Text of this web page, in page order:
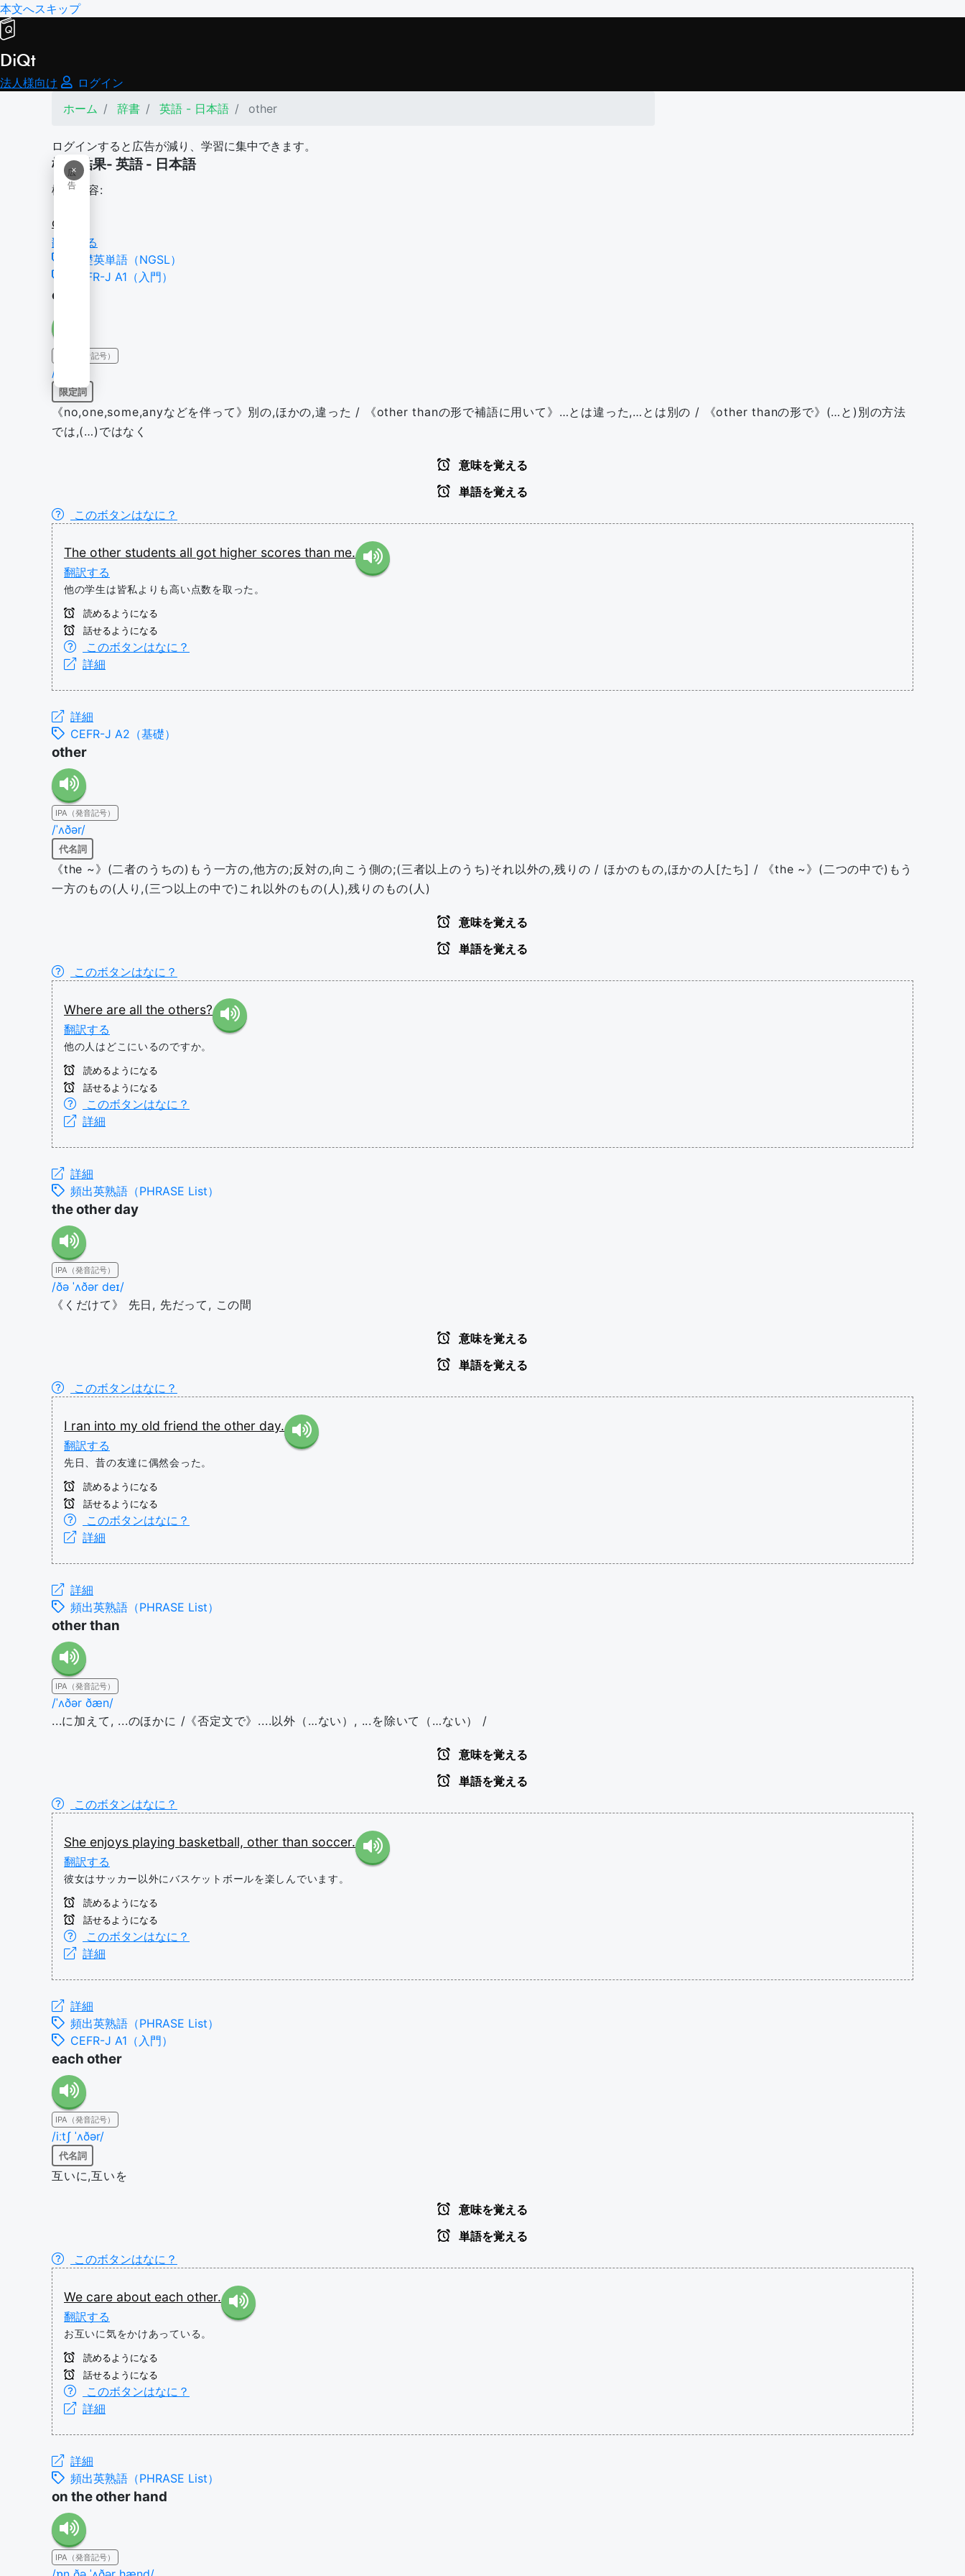
本文へスキップ
DiQt
法人様向け
ログイン
ホーム
辞書 英語 - 日本語 other
ログインすると広告が減り、学習に集中できます。
×
広
告
検索結果- 英語 - 日本語
検索内容:
other
翻訳する
基礎英単語（NGSL）
CEFR-J A1（入門）
other
IPA（発音記号）
/ˈʌðər/
限定詞
《no,one,some,anyなどを伴って》別の,ほかの,違った / 《other thanの形で補語に用いて》…とは違った,…とは別の / 《other thanの形で》(…と)別の方法
では,(…)ではなく
意味を覚える
単語を覚える
このボタンはなに？
The other students all got higher scores than me.
翻訳する
他の学生は皆私よりも高い点数を取った。
読めるようになる
話せるようになる
このボタンはなに？
詳細
詳細
CEFR-J A2（基礎）
other
IPA（発音記号）
/ˈʌðər/
代名詞
《the ~》(二者のうちの)もう一方の,他方の;反対の,向こう側の;(三者以上のうち)それ以外の,残りの / ほかのもの,ほかの人[たち] / 《the ~》(二つの中で)もう
一方のもの(人り,(三つ以上の中で)これ以外のもの(人),残りのもの(人)
意味を覚える
単語を覚える
このボタンはなに？
Where are all the others?
翻訳する
他の人はどこにいるのですか。
読めるようになる
話せるようになる
このボタンはなに？
詳細
詳細
頻出英熟語（PHRASE List）
the other day
IPA（発音記号）
/ðə ˈʌðər deɪ/
《くだけて》 先日, 先だって, この間
意味を覚える
単語を覚える
このボタンはなに？
I ran into my old friend the other day.
翻訳する
先日、昔の友達に偶然会った。
読めるようになる
話せるようになる
このボタンはなに？
詳細
詳細
頻出英熟語（PHRASE List）
other than
IPA（発音記号）
/ˈʌðər ðæn/
...に加えて, ...のほかに /《否定文で》....以外（…ない）, ...を除いて（…ない） /
意味を覚える
単語を覚える
このボタンはなに？
She enjoys playing basketball, other than soccer.
翻訳する
彼女はサッカー以外にバスケットボールを楽しんでいます。
読めるようになる
話せるようになる
このボタンはなに？
詳細
詳細
頻出英熟語（PHRASE List）
CEFR-J A1（入門）
each other
IPA（発音記号）
/iːtʃ ˈʌðər/
代名詞
互いに,互いを
意味を覚える
単語を覚える
このボタンはなに？
We care about each other.
翻訳する
お互いに気をかけあっている。
読めるようになる
話せるようになる
このボタンはなに？
詳細
詳細
頻出英熟語（PHRASE List）
on the other hand
IPA（発音記号）